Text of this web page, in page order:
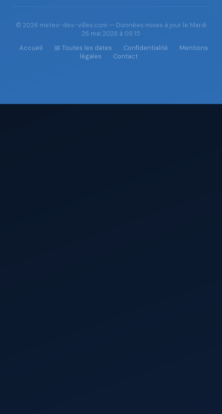
© 2026 meteo-des-villes.com — Données mises à jour le Mardi
26 mai 2026 à 06:15
Accueil
📅 Toutes les dates Confidentialité
Mentions
légales
Contact